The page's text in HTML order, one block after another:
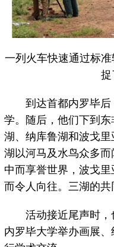
一列火车快速通过标
捉
到达首都内罗毕后
学。随后，他们下到东
湖、纳库鲁湖和波戈
湖以河马及水鸟众多
中而享誉世界，波戈
而令人向往。三湖的共
活动接近尾声时，
内罗毕大学举办画展